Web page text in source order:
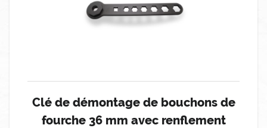
Clé de démontage de bouchons de
fourche 36 mm avec renflement